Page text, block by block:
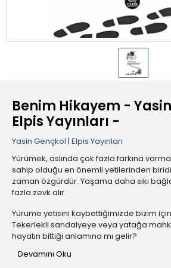
Benim Hikayem -
Elpis Yayınları -
Yasin Gençkol | Elpis Yayınları
Yürümek, aslında çok fazla farkına
sahip olduğu en önemli yetilerinden
zaman özgürdür. Yaşama daha sıkı
fazla zevk alır.
Yürüme yetisini kaybettiğimizde bizim
Tekerlekli sandalyeye veya yatağa
hayatın bittiği anlamına mı gelir?
Elinizdeki bu kitap bir kaza sonucu
Devamını Oku